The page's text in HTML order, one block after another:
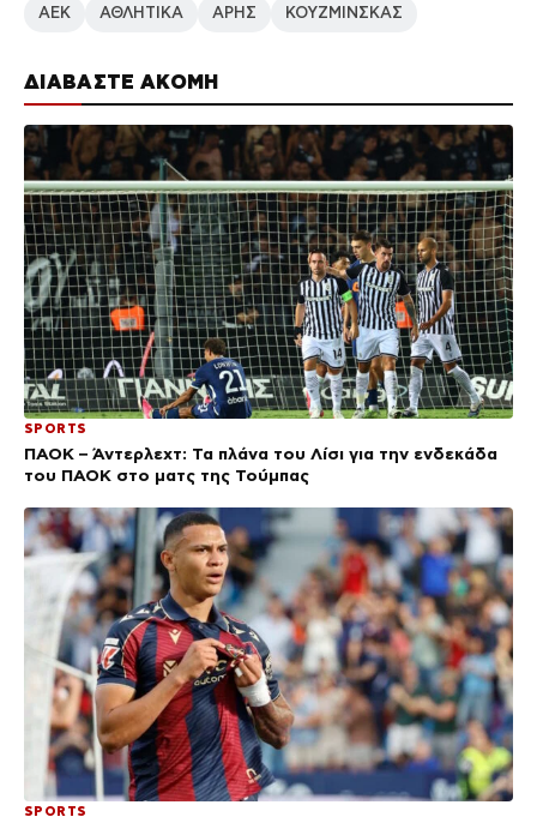
ΔΙΑΒΑΣΤΕ ΑΚΟΜΗ
SPORTS
ΠΑΟΚ – Άντερλεχτ: Τα πλάνα του Λίσι για την ενδεκάδα
του ΠΑΟΚ στο ματς της Τούμπας
SPORTS
ΑΕΚ ΑΘΛΗΤΙΚΑ ΑΡΗΣ ΚΟΥΖΜΙΝΣΚΑΣ